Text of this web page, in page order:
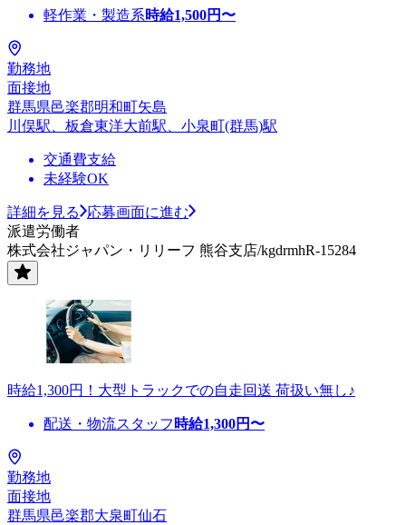
軽作業・製造系時給1,500円〜
勤務地
面接地
群馬県邑楽郡明和町矢島
川俣駅、板倉東洋大前駅、小泉町(群馬)駅
交通費支給
未経験OK
詳細を見る
応募画面に進む
派遣労働者
株式会社ジャパン・リリーフ 熊谷支店/kgdrmhR-15284
時給1,300円！大型トラックでの自走回送 荷扱い無し♪
配送・物流スタッフ 時給1,300円〜
勤務地
面接地
群馬県邑楽郡大泉町仙石